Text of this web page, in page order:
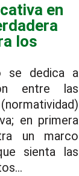
en
los
se dedica a
entre las
en primera
un marco
sienta las